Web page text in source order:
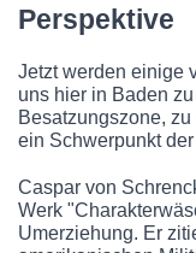
Perspektive
Jetzt werden einige
uns hier in Baden
Besatzungszone,
ein Schwerpunkt
Caspar von
Werk
Umerziehung. Er